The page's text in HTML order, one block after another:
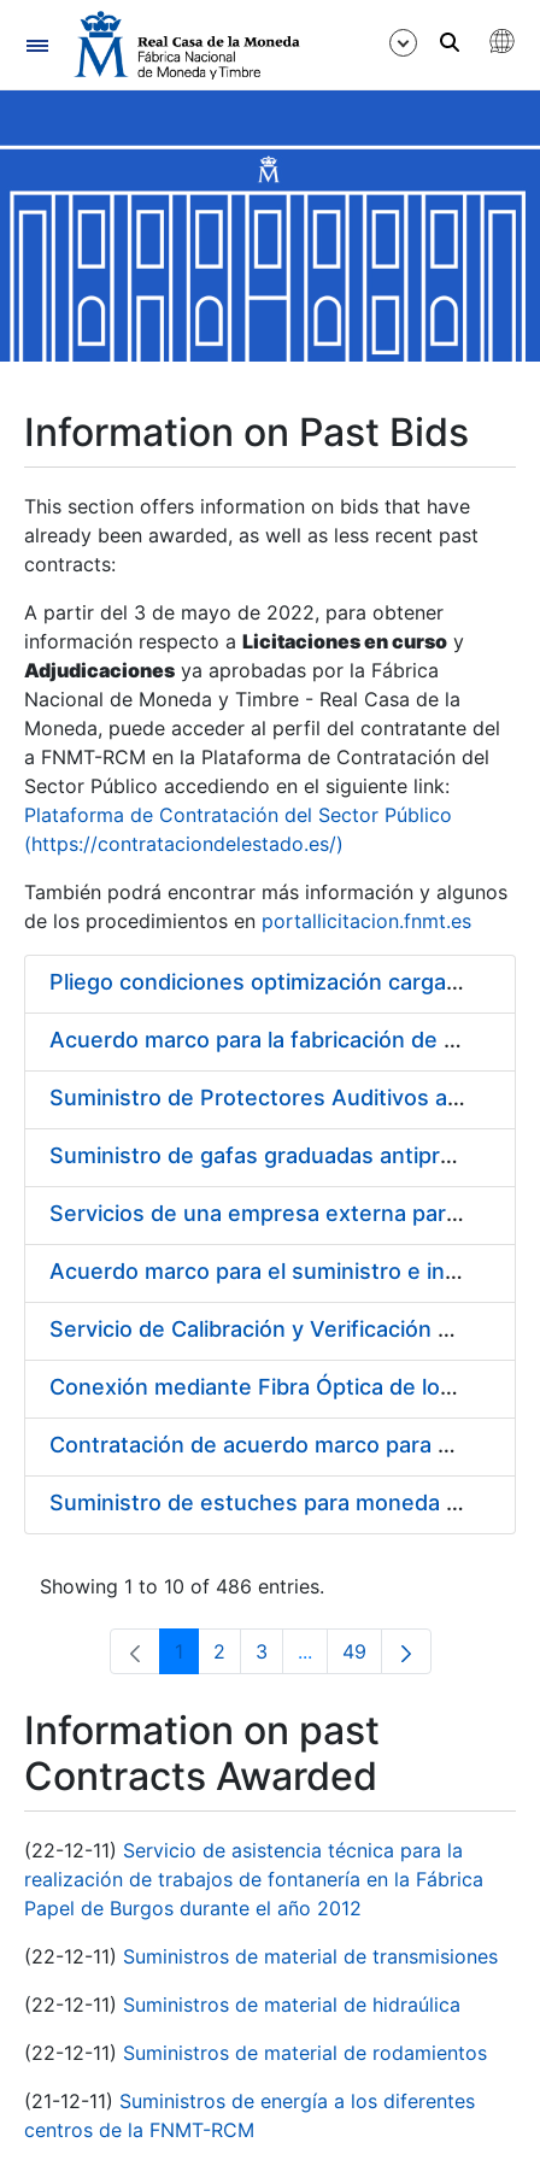
Navigation
Show/Hide
Show/Hide
Show/Hide
Show/Hide
Show/Hide
Show/Hide
Information on Past Bids
This section offers information on bids that have
already been awarded, as well as less recent past
contracts:
A partir del 3 de mayo de 2022, para obtener
información respecto a Licitaciones en curso y
Adjudicaciones ya aprobadas por la Fábrica
Nacional de Moneda y Timbre - Real Casa de la
Moneda, puede acceder al perfil del contratante del
a FNMT-RCM en la Plataforma de Contratación del
Sector Público accediendo en el siguiente link:
Plataforma de Contratación del Sector Público
(https://contrataciondelestado.es/)
También podrá encontrar más información y algunos
de los procedimientos en portallicitacion.fnmt.es
Pliego condiciones optimización cargas compras firmado
Acuerdo marco para la fabricación de piezas
Suministro de Protectores Auditivos a medida para las personas trabajadoras de los Centros de Trabajo de Madrid y Burgos
Suministro de gafas graduadas antiproyecciones para los trabajadores de la FNMT-RCM en los centros de trabajo de Madrid y Burgos
Servicios de una empresa externa para el asesoramiento y resolución de los recursos de alzada que se presentan relacionados con procesos de selección para la FNMT-RCM
Acuerdo marco para el suministro e instalación de persianas, estores y otros complementos
Servicio de Calibración y Verificación Externa de los Equipos de Medición del Servicio de Prevención de la FNMT-RCM
Conexión mediante Fibra Óptica de los Centros de Proceso de Datos (CPDs) de las sedes de la FNMT-RCM de Burgos y Madrid
Contratación de acuerdo marco para el Suministro de Material de Electricidad para la Fábrica Nacional de Moneda y Timbre-Real Casa de la Moneda en su centro de trabajo de Burgos
Suministro de estuches para moneda de 30 €
Showing 1 to 10 of 486 entries.
Page
1 Page
2 Page
3 ...Intermediate Pages Use
Page
49
Information on past
Contracts Awarded
(22-12-11) Servicio de asistencia técnica para la
realización de trabajos de fontanería en la Fábrica
Papel de Burgos durante el año 2012
(22-12-11) Suministros de material de transmisiones
(22-12-11) Suministros de material de hidraúlica
(22-12-11) Suministros de material de rodamientos
(21-12-11) Suministros de energía a los diferentes
centros de la FNMT-RCM